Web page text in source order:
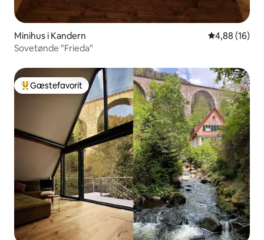
Minihus i Kandern 4,88 ud af 5 i
4,88 (16)
Sovetønde "Frieda"
Bedste gæstefavorit
Gæstefavorit